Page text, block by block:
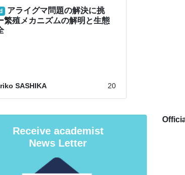
Receive academist
News Letter